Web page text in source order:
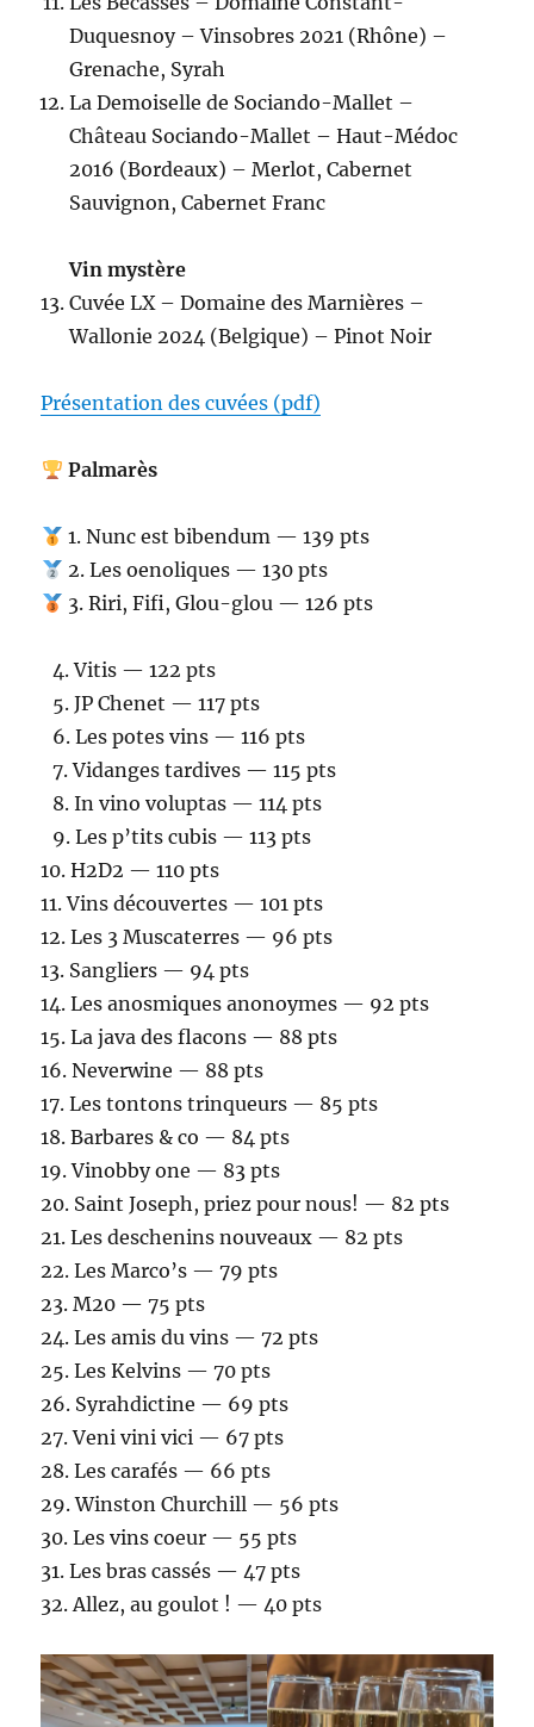
Duquesnoy – Vinsobres 2021 (Rhône) –
Grenache, Syrah
La Demoiselle de Sociando-Mallet –
Château Sociando-Mallet – Haut-Médoc
2016 (Bordeaux) – Merlot, Cabernet
Sauvignon, Cabernet Franc
Vin mystère
Cuvée LX – Domaine des Marnières –
Wallonie 2024 (Belgique) – Pinot Noir
Présentation des cuvées (pdf)
Palmarès
1. Nunc est bibendum — 139 pts
2. Les oenoliques — 130 pts
3. Riri, Fifi, Glou-glou — 126 pts
4.⁠ ⁠Vitis — 122 pts
5.⁠ ⁠JP Chenet — 117 pts
6.⁠ ⁠Les potes vins — 116 pts
7.⁠ ⁠Vidanges tardives — 115 pts
8.⁠ ⁠In vino voluptas — 114 pts
9.⁠ ⁠Les p’tits cubis — 113 pts
10.⁠ ⁠H2D2 — 110 pts
11.⁠ ⁠Vins découvertes — 101 pts
12.⁠ ⁠Les 3 Muscaterres — 96 pts
13.⁠ ⁠Sangliers — 94 pts
14.⁠ ⁠Les anosmiques anonoymes — 92 pts
15.⁠ ⁠La java des flacons — 88 pts
16.⁠ ⁠Neverwine — 88 pts
17.⁠ ⁠Les tontons trinqueurs — 85 pts
18.⁠ ⁠Barbares & co — 84 pts
19.⁠ ⁠Vinobby one — 83 pts
20.⁠ ⁠Saint Joseph, priez pour nous! — 82 pts
21.⁠ ⁠Les deschenins nouveaux — 82 pts
22.⁠ ⁠Les Marco’s — 79 pts
23.⁠ ⁠M20 — 75 pts
24.⁠ ⁠Les amis du vins — 72 pts
25.⁠ ⁠Les Kelvins — 70 pts
26.⁠ ⁠Syrahdictine — 69 pts
27.⁠ ⁠Veni vini vici — 67 pts
28.⁠ ⁠Les carafés — 66 pts
29.⁠ ⁠Winston Churchill — 56 pts
30.⁠ ⁠Les vins coeur — 55 pts
31.⁠ ⁠Les bras cassés — 47 pts
32.⁠ ⁠Allez, au goulot ! — 40 pts